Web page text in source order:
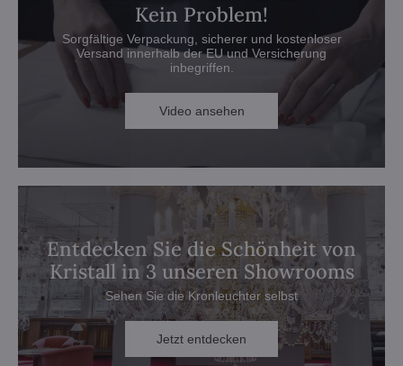
Kein Problem!
Sorgfältige Verpackung, sicherer und kostenloser
Versand innerhalb der EU und Versicherung
inbegriffen.
Video ansehen
Entdecken Sie die Schönheit von
Kristall in 3 unseren Showrooms
Sehen Sie die Kronleuchter selbst
Jetzt entdecken